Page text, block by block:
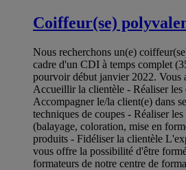
Coiffeur(se)
Nous recherchons un(e)
cadre d'un CDI à temps complet
pourvoir début janvier 2022. Vous
Accueillir la clientèle - Réaliser les
Accompagner le/la client(e) dans
techniques de coupes - Réaliser
(balayage, coloration, mise en
produits - Fidéliser la clientèle
vous offre la possibilité d'être
formateurs de notre centre de